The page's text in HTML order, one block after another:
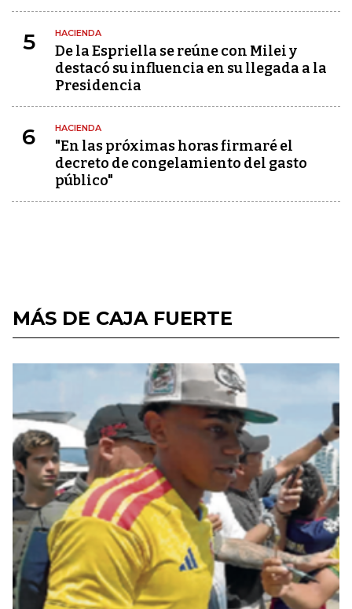
5 HACIENDA
De la Espriella se reúne con Milei y
destacó su influencia en su llegada a la
Presidencia
6 HACIENDA
"En las próximas horas firmaré el
decreto de congelamiento del gasto
público"
MÁS DE CAJA FUERTE